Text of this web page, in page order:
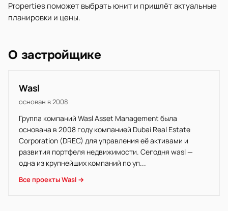
Properties поможет выбрать юнит и пришлёт актуальные
планировки и цены.
О застройщике
Wasl
основан в 2008
Группа компаний Wasl Asset Management была
основана в 2008 году компанией Dubai Real Estate
Corporation (DREC) для управления её активами и
развития портфеля недвижимости. Сегодня wasl —
одна из крупнейших компаний по уп...
Все проекты Wasl →